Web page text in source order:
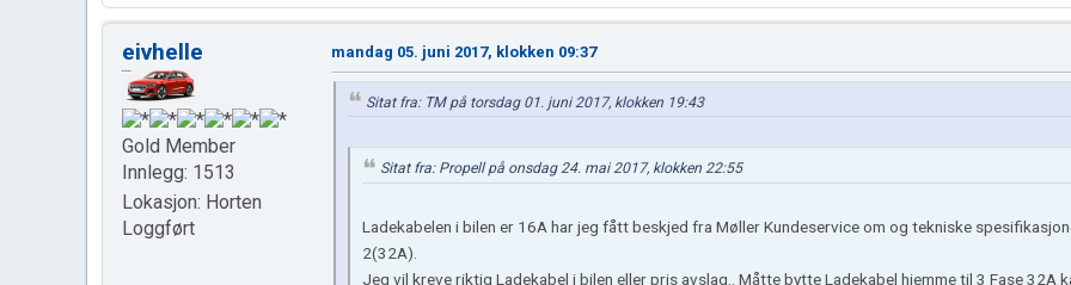
eivhelle
Gold Member
Innlegg: 1513
Lokasjon: Horten
Loggført
mandag 05. juni 2017, klokken 09:37
Sitat fra: TM på torsdag 01. juni 2017, klokken 19:43
Sitat fra: Propell på onsdag 24. mai 2017, klokken 22:55
Ladekabelen i bilen er 16A har jeg fått beskjed fra Møller Kundeservice om og tekniske
2(32A).
Jeg vil kreve riktig Ladekabel i bilen eller pris avslag.. Måtte bytte Ladekabel hjemme til 3 Fase 32A